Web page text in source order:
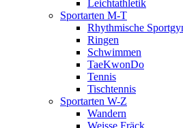
Leichtathletik
Sportarten M-T
Rhythmische
Ringen
Schwimmen
TaeKwonDo
Tennis
Tischtennis
Sportarten W-Z
Wandern
Weisse Fräck